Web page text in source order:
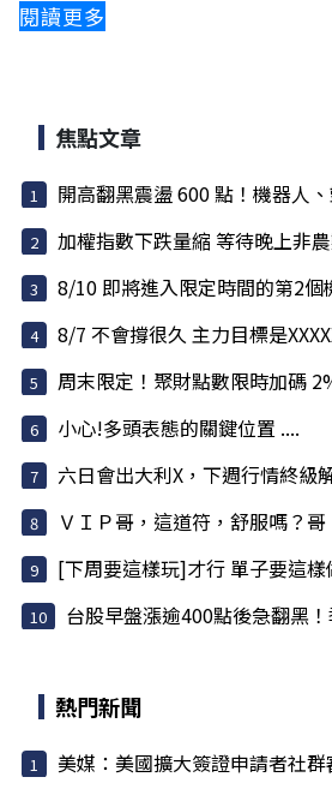
閱讀更多
焦點文章
開高翻黑震盪 600 點！機器人
加權指數下跌量縮 等待晚上非
8/10 即將進入限定時間的第2個
8/7 不會撐很久 主力目標是
周末限定！聚財點數限時加碼
小心!多頭表態的關鍵位置 ....
六日會出大利X，下週行情終級
ＶＩＰ哥，這道符，舒服嗎？哥，
[下周要這樣玩]才行 單子要這
台股早盤漲逾400點後急翻黑
熱門新聞
美媒：美國擴大簽證申請者社